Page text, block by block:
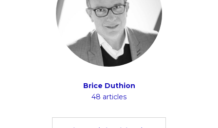
Brice Duthion
48 articles